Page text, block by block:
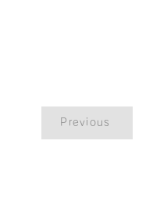
Previous